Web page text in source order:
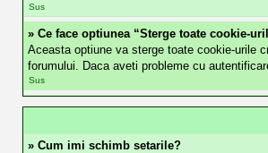
Sus
» Ce face optiunea “Sterge toate cookie-
Aceasta optiune va sterge toate cookie-urile
forumului. Daca aveti probleme cu
Sus
» Cum imi schimb setarile?